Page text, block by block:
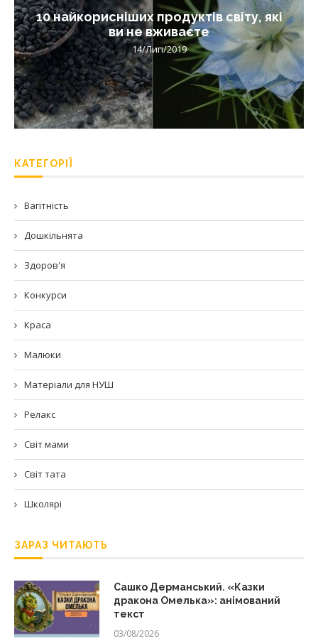
10 найкорисніших продуктів світу, які
ви не вживаєте
14/Лип/2019
КАТЕГОРІЇ
Вагітність
Дошкільнята
Здоров'я
Конкурси
Краса
Малюки
Матеріали для НУШ
Релакс
Світ мами
Світ тата
Школярі
ЗАРАЗ ЧИТАЮТЬ
Сашко Дерманський. «Казки
дракона Омелька»: анімований
текст
03/08/2026